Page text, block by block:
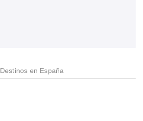
Destinos en España